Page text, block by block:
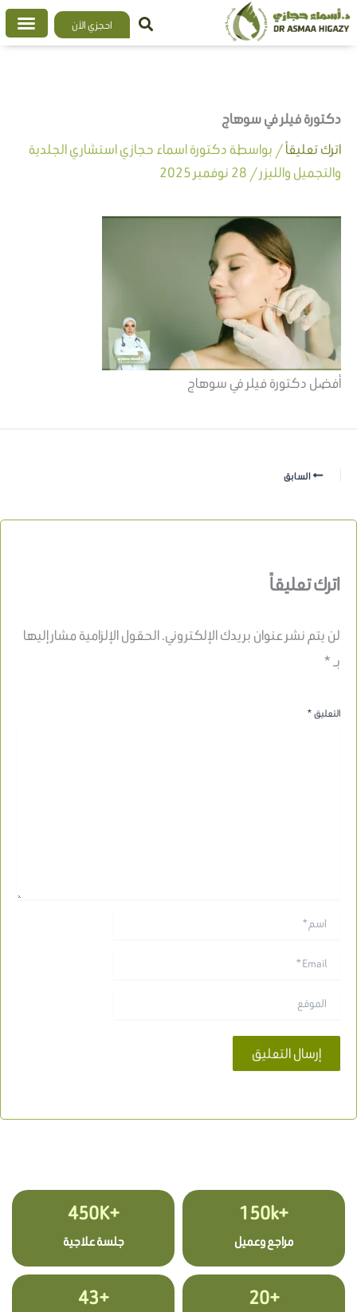
تخطي
إلى
احجزي الآن
دكتورة فيلر في سوهاج
اترك تعليقاً/ بواسطة دكتورة اسماء حجازي استشاري الجلدية
والتجميل والليزر/ 28 نوفمبر 2025
أفضل دكتورة فيلر في سوهاج
السابق
اترك تعليقاً
لن يتم نشر عنوان بريدك الإلكتروني.الحقول الإلزامية مشار إليها
بـ*
التعليق*
+150k
مراجع وعميل
+450K
جلسة علاجية
+20
+43